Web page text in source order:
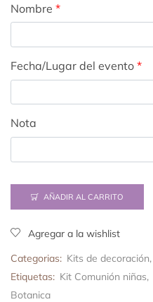
Nombre *
Fecha/Lugar del evento *
Nota
AÑADIR AL CARRITO
Agregar a la wishlist
Categorias: Kits de decoración,
Etiquetas: Kit Comunión niñas,
Botanica